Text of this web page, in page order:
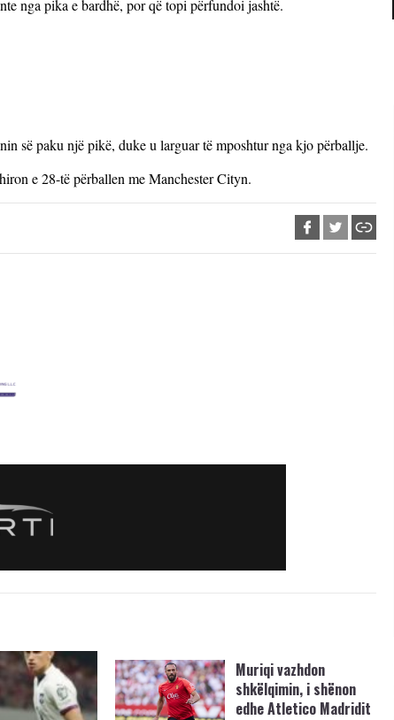
nga pika e bardhë, por që topi përfundoi jashtë.
së paku një pikë, duke u larguar të mposhtur nga kjo përballje.
e 28-të përballen me Manchester Cityn.
Muriqi vazhdon
shkëlqimin, i shënon
edhe Atletico Madridit